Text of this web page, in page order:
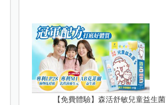
【免費體驗】森活舒敏兒童益生菌